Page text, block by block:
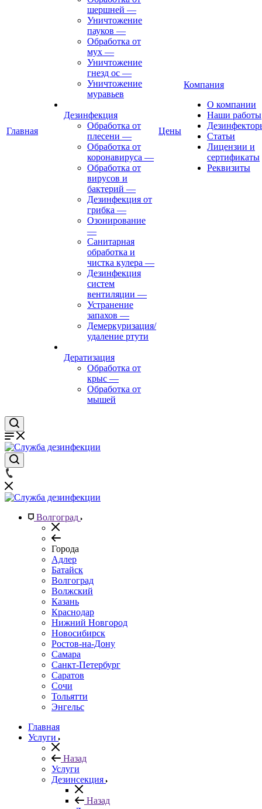
Главная
шершней —
Уничтожение
пауков —
Обработка от
мух —
Уничтожение
гнезд ос —
Уничтожение
муравьев
Дезинфекция
Обработка от
плесени —
Обработка от
коронавируса —
Обработка от
вирусов и
бактерий —
Дезинфекция от
грибка —
Озонирование
—
Санитарная
обработка и
чистка кулера —
Дезинфекция
систем
вентиляции —
Устранение
запахов —
Демеркуризация/
удаление ртути
Дератизация
Обработка от
крыс —
Обработка от
мышей
Цены
Компания
О компании
Наши работы
Статьи
Лицензии и
сертификаты
Реквизиты
Волгоград
Города
Адлер
Батайск
Волгоград
Волжский
Казань
Краснодар
Нижний Новгород
Новосибирск
Ростов-на-Дону
Самара
Санкт-Петербург
Саратов
Сочи
Тольятти
Энгельс
Главная
Услуги
Назад
Услуги
Дезинсекция
Назад